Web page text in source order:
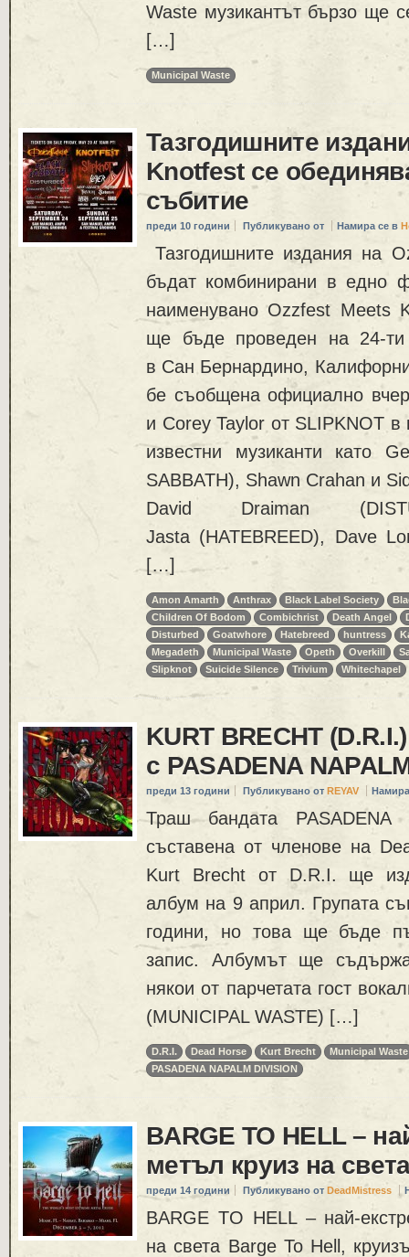
Waste музикантът бързо ще
[…]
Municipal Waste
Тазгодишните
Knotfest се
събитие
преди 10 години Публикувано от Намира се в
Тазгодишните издания на
бъдат комбинирани в едно
наименувано Ozzfest Meets
ще бъде проведен на 24-
в Сан Бернардино,
бе съобщена официално
и Corey Taylor от SLIPKNOT в
известни музиканти като
SABBATH), Shawn Crahan и
David Draiman
Jasta (HATEBREED), Dave
[…]
Amon Amarth Anthrax Black Label Society
Children Of Bodom
Combichrist Death Angel
Disturbed
Goatwhore Hatebreed huntress
Megadeth
Municipal Waste Opeth Overkill
Slipknot
Suicide Silence Trivium Whitechapel
KURT BRECHT
с PASADENA
преди 13 години Публикувано от REYAV
Траш бандата PASADENA
съставена от членове на
Kurt Brecht от D.R.I. ще
албум на 9 април. Групата
години, но това ще бъде
запис. Албумът ще
някои от парчетата гост
(MUNICIPAL WASTE) […]
D.R.I. Dead Horse Kurt Brecht
Municipal Waste
PASADENA NAPALM DIVISION
BARGE TO HELL –
метъл круиз на
преди 14 години Публикувано от DeadMistress
BARGE TO HELL – най-
на света Barge To Hell,